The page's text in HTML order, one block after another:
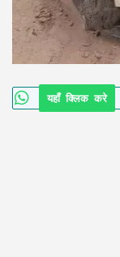
यहाँ क्लिक करे